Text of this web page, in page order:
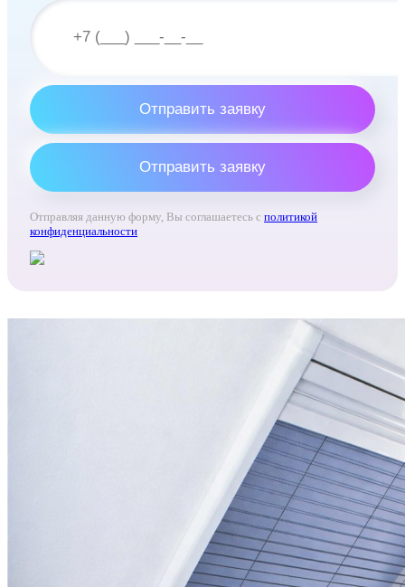
Отправить заявку
Отправить заявку
Отправляя данную форму, Вы соглашаетесь с политикой
конфиденциальности